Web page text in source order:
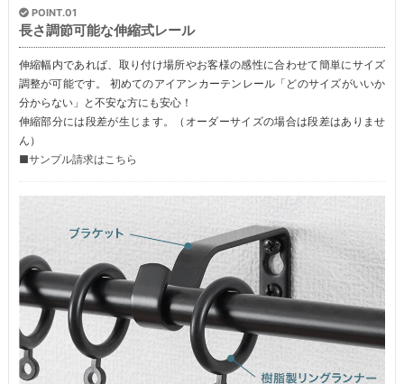
POINT.01
長さ調節可能な伸縮式レール
伸縮幅内であれば、取り付け場所やお客様の感性に合わせて簡単にサイズ
調整が可能です。 初めてのアイアンカーテンレール「どのサイズがいいか
分からない」と不安な方にも安心！
伸縮部分には段差が生じます。（オーダーサイズの場合は段差はありませ
ん）
■サンプル請求はこちら